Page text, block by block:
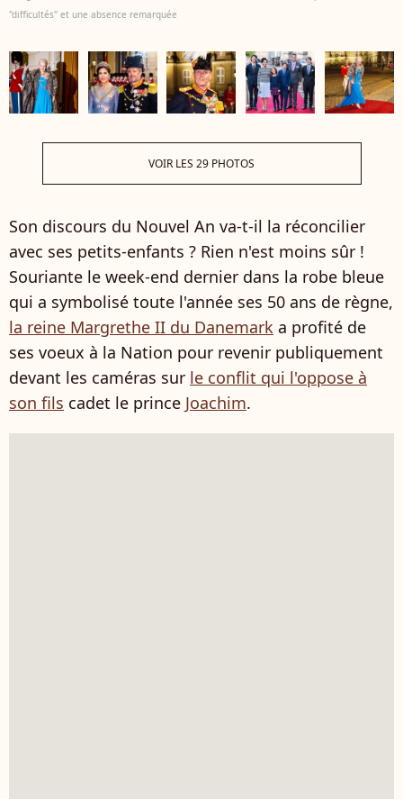
"difficultés" et une absence remarquée
VOIR LES 29 PHOTOS
Son discours du Nouvel An va-t-il la réconcilier
avec ses petits-enfants ? Rien n'est moins sûr !
Souriante le week-end dernier dans la robe bleue
qui a symbolisé toute l'année ses 50 ans de règne,
la reine Margrethe II du Danemark a profité de
ses voeux à la Nation pour revenir publiquement
devant les caméras sur le conflit qui l'oppose à
son fils cadet le prince Joachim.